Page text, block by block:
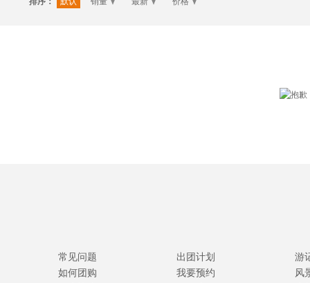
常见问题
如何团购
出团计划
我要预约
游
风